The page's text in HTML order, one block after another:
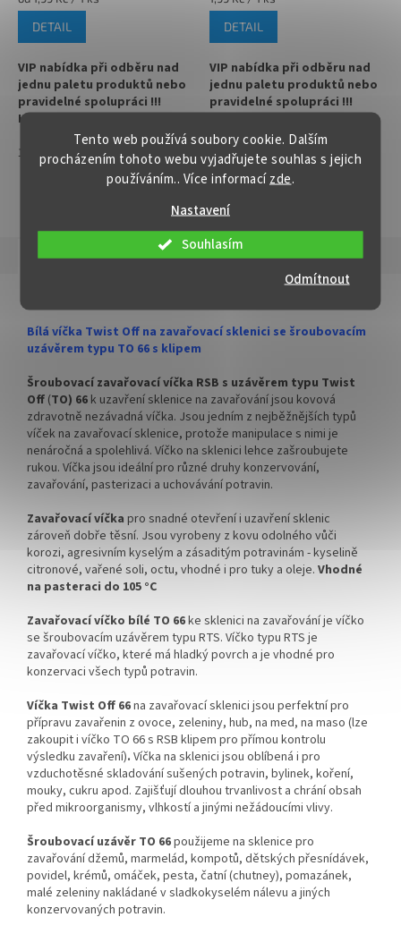
Tento web používá soubory cookie. Dalším
procházením tohoto webu vyjadřujete souhlas s jejich
používáním.. Více informacízde.
Nastavení
Odmítnout
Souhlasím
cena:
DETAIL
VIP nabídka při odběru nad
jednu paletu produktů nebo
pravidelné spolupráci !!!
Kontaktujte nás :
info@zavarovacisklo.cz
Víčko na sklenici s uzávěrem
typu Twist Off 66
✅ Šroubovací víčko pro snadné
✅ Pro výhodnější cenu kupte
celý karton
✅ Víčka skladem a ihned k
odeslání!
Kupte karton víček a máte
na něj dopravu ZDARMA!
1 1250
cena:
DETAIL
VIP nabídka při odběru nad
jednu paletu produktů nebo
pravidelné spolupráci !!!
info@zavarovacisklo.cz
✅ Víčko Twist Off RTS pro
pasteraci do 105 °C
✅ Na sklenice se šroubovacím
uzávěrem Twist Off 66
✅ Objednávejte varianty víček
✅ Doprava kartónového balení
zdarma
✅ Víčka skladem a ihned k
odeslání!
!!! DOPRAVA ZDARMA POUZE
PRO OBJEDNÁVKY KARTONŮ
!!!
Velkoobchodní balení.
1250
ZOBRAZIT VŠECHNY PODOBNÉ PRODUKTY
Popis Hodnocení
Bílá víčka Twist Off na zavařovací sklenici se šroubovacím
uzávěrem typu TO 66 s klipem
Šroubovací zavařovací víčka RSB s uzávěrem typu Twist
Off (TO) 66 k uzavření sklenice na zavařování jsou kovová
zdravotně nezávadná víčka. Jsou jedním z nejběžnějších typů
víček na zavařovací sklenice, protože manipulace s nimi je
nenáročná a spolehlivá. Víčko na sklenici lehce zašroubujete
rukou. Víčka jsou ideální pro různé druhy konzervování,
zavařování, pasterizaci a uchovávání potravin.
Zavařovací víčka pro snadné otevření i uzavření sklenic
zároveň dobře těsní. Jsou vyrobeny z kovu odolného vůči
korozi, agresivním kyselým a zásaditým potravinám - kyselině
citronové, vařené soli, octu, vhodné i pro tuky a oleje. Vhodné
na pasteraci do 105 °C
Zavařovací víčko bílé TO 66ke sklenici na zavařování je víčko
se šroubovacím uzávěrem typu RTS. Víčko typu RTS je
zavařovací víčko, které má hladký povrch a je vhodné pro
konzervaci všech typů potravin.
Víčka Twist Off 66na zavařovací sklenici jsou perfektní pro
přípravu zavařenin z ovoce, zeleniny, hub, na med, na maso (lze
zakoupit i víčko TO 66 s RSB klipem pro přímou kontrolu
výsledku zavaření). Víčka na sklenici jsou oblíbená i pro
vzduchotěsné skladování sušených potravin, bylinek, koření,
mouky, cukru apod. Zajišťují dlouhou trvanlivost a chrání obsah
před mikroorganismy, vlhkostí a jinými nežádoucími vlivy.
Šroubovací uzávěr TO 66použijeme na sklenice pro
zavařování džemů, marmelád, kompotů, dětských přesnídávek,
povidel, krémů, omáček, pesta, čatní (chutney), pomazánek,
malé zeleniny nakládané v sladkokyselém nálevu a jiných
konzervovaných potravin.